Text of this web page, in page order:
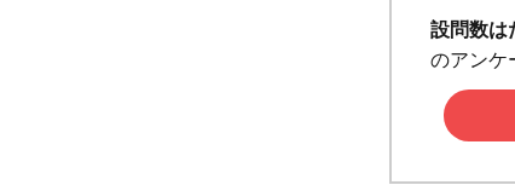
設問数は
のアンケ